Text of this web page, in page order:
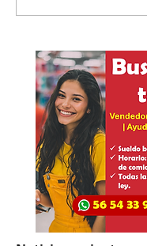
parcialmente
aguacate